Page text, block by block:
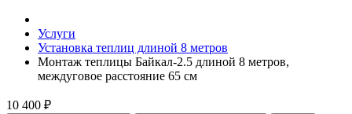
Услуги
Установка теплиц длиной 8 метров
Монтаж теплицы Байкал-2.5 длиной 8 метров,
междуговое расстояние 65 см
10 400 ₽